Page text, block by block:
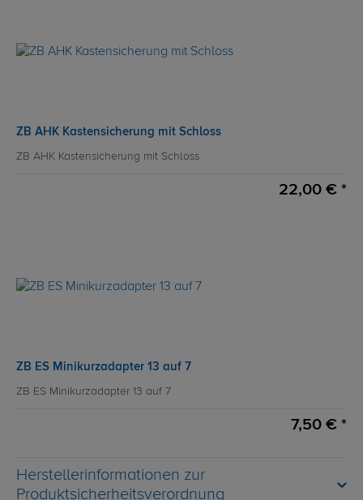
ZB AHK Kastensicherung mit Schloss
ZB AHK Kastensicherung mit Schloss
22,00 € *
ZB ES Minikurzadapter 13 auf 7
ZB ES Minikurzadapter 13 auf 7
7,50 € *
Herstellerinformationen zur
Produktsicherheitsverordnung